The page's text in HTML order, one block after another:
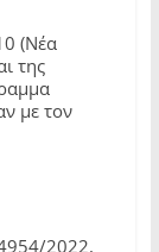
(Νέα
της
με τον
2022,